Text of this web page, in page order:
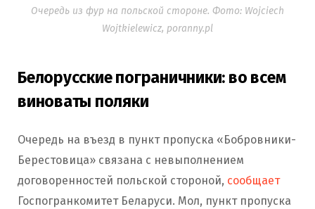
Очередь из фур на польской стороне. Фото: Wojciech
Wojtkielewicz, poranny.pl
Белорусские пограничники: во всем
виноваты поляки
Очередь на въезд в пункт пропуска «Бобровники-
Берестовица» связана с невыполнением
договоренностей польской стороной, сообщает
Госпогранкомитет Беларуси. Мол, пункт пропуска